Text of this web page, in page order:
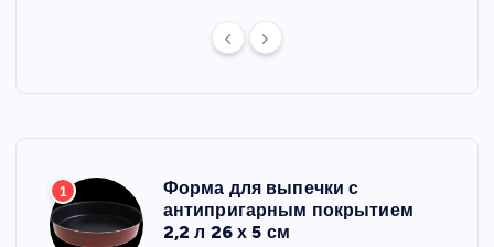
1
Форма для выпечки с
антипригарным покрытием
2,2 л 26 х 5 см